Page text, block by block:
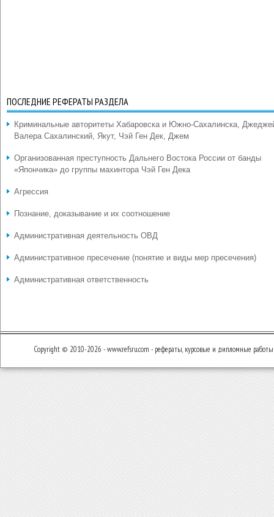
ПОСЛЕДНИЕ РЕФЕРАТЫ РАЗДЕЛА
Криминальные авторитеты Хабаровска и Южно-Сахалинска,
Валера Сахалинский, Якут, Чэй Ген Дек, Джем
Организованная преступность Дальнего Востока России от банды
«Япончика» до группы махинтора Чэй Ген Дека
Агрессия
Познание, доказывание и их соотношение
Административная деятельность ОВД
Административное пресечение (понятие и виды мер пресечения)
Административная ответственность
Copyright © 2010-2026 - www.refsru.com - рефераты, курсовые и дипломные работы